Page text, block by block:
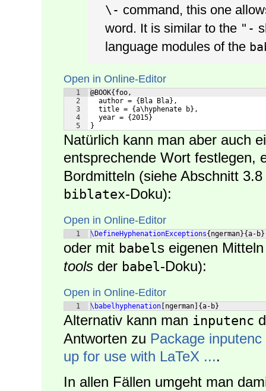
\- command, this one
word. It is similar to the "-
language modules of the
Open in Online-Editor
1
2
3
4
5
@BOOK{foo,
  author = {Bla Bla},
  title = {a\hyphenate b},
  year = {2015}
}
Natürlich kann man aber auch
entsprechende Wort festlegen,
Bordmitteln (siehe Abschnitt 3.8
biblatex-Doku):
Open in Online-Editor
1 \DefineHyphenationExceptions{ ngerman}{a-b}
oder mit babels eigenen
tools der babel-Doku):
Open in Online-Editor
1 \babelhyphenation ngerman {a-b}
Alternativ kann man inputenc
Antworten zu Package
up for use with LaTeX ....
In allen Fällen umgeht man